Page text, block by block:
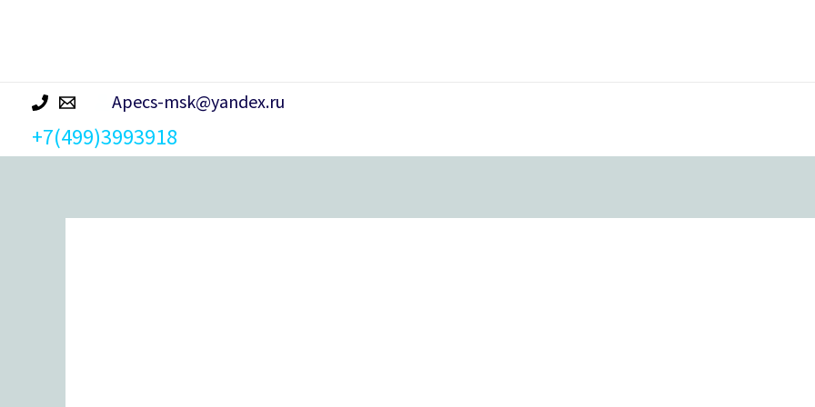
Apecs-msk@yandex.ru
+7(499)3993918